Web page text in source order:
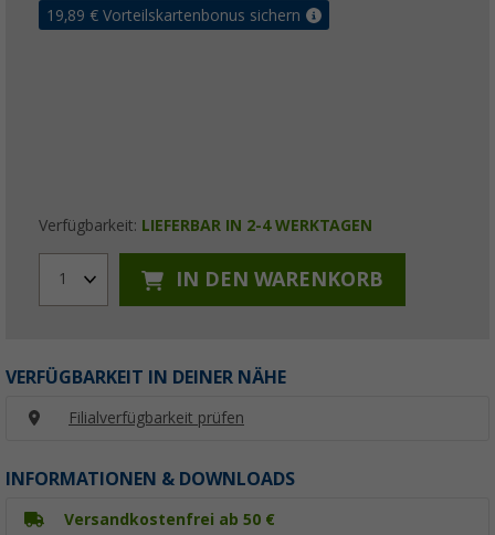
19,89 € Vorteilskartenbonus sichern
Verfügbarkeit: LIEFERBAR IN 2-4 WERKTAGEN
1 IN DEN WARENKORB
VERFÜGBARKEIT IN DEINER NÄHE
Filialverfügbarkeit prüfen
INFORMATIONEN & DOWNLOADS
Versandkostenfrei ab 50 €